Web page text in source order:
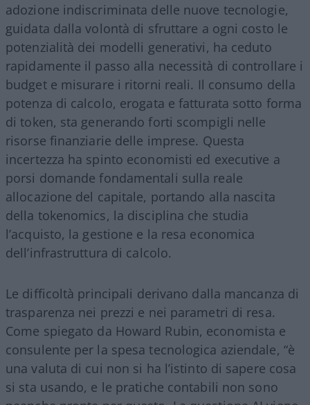
adozione indiscriminata delle nuove tecnologie,
guidata dalla volontà di sfruttare a ogni costo le
potenzialità dei modelli generativi, ha ceduto
rapidamente il passo alla necessità di controllare i
budget e misurare i ritorni reali. Il consumo della
potenza di calcolo, erogata e fatturata sotto forma
di token, sta generando forti scompigli nelle
risorse finanziarie delle imprese. Questa
incertezza ha spinto economisti ed executive a
porsi domande fondamentali sulla reale
allocazione del capitale, portando alla nascita
della tokenomics, la disciplina che studia
l’acquisto, la gestione e la resa economica
dell’infrastruttura di calcolo.
Le difficoltà principali derivano dalla mancanza di
trasparenza nei prezzi e nei parametri di resa.
Come spiegato da Howard Rubin, economista e
consulente per la spesa tecnologica aziendale, “è
una valuta di cui non si ha l’istinto di sapere cosa
si sta usando, e le pratiche contabili non sono